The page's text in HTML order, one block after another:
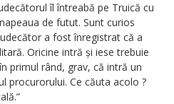
îl întreabă pe Truică cu
de futut. Sunt curios
a fost înregistrat că a
Oricine intră și iese trebuie
primul rând, grav, că intră un
procurorului. Ce căuta acolo ?